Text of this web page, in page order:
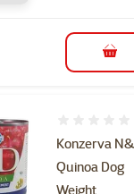
do
Konzerva
Quinoa Dog
Weight